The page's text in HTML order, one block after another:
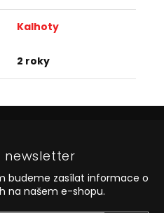
Kalhoty
2 roky
budeme zasílat informace o
na našem e-shopu.